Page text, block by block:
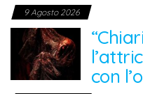
9 Agosto 2026
con